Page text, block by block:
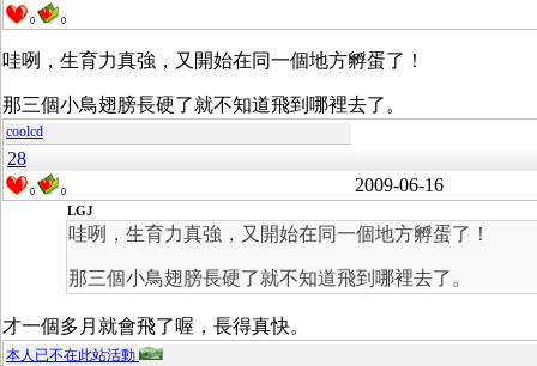
0 0
哇咧，生育力真強，又開始在同一個地方孵蛋了！
那三個小鳥翅膀長硬了就不知道飛到哪裡去了。
coolcd
28
0 0 2009-06-16
LGJ
哇咧，生育力真強，又開始在同一個地方孵蛋了！
那三個小鳥翅膀長硬了就不知道飛到哪裡去了。
才一個多月就會飛了喔，長得真快。
本人已不在此站活動